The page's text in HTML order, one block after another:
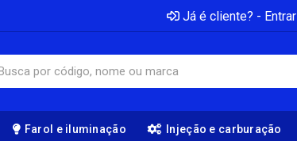
Já é cliente? - Entrar
Farol e iluminação Injeção e carburação